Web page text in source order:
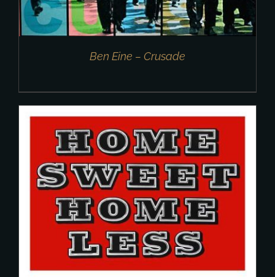
Ben Eine – Crusade